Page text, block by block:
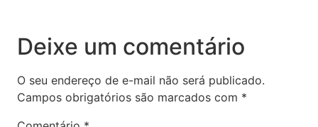
Deixe um comentário
O seu endereço de e-mail não será publicado.
Campos obrigatórios são marcados com *